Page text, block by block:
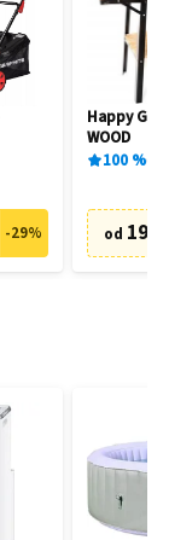
-29%
Happy
WOOD
100%
od